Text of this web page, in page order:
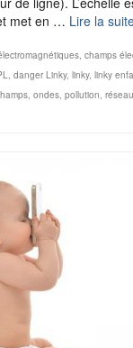
met en … Lire la
, champs
, danger Linky, linky, linky
, ondes, pollution,